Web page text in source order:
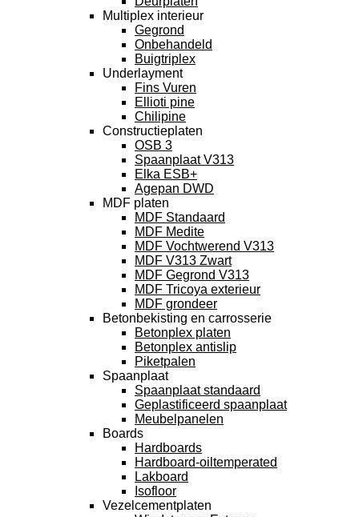
Multiplex interieur
Gegrond
Onbehandeld
Buigtriplex
Underlayment
Fins Vuren
Ellioti pine
Chilipine
Constructieplaten
OSB 3
Spaanplaat V313
Elka ESB+
Agepan DWD
MDF platen
MDF Standaard
MDF Medite
MDF Vochtwerend V313
MDF V313 Zwart
MDF Gegrond V313
MDF Tricoya exterieur
MDF grondeer
Betonbekisting en carrosserie
Betonplex platen
Betonplex antislip
Piketpalen
Spaanplaat
Spaanplaat standaard
Geplastificeerd spaanplaat
Meubelpanelen
Boards
Hardboards
Hardboard-oiltemperated
Lakboard
Isofloor
Vezelcementplaten